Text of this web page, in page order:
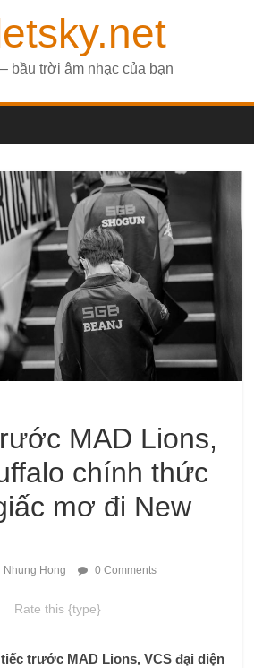
bầu trời âm nhạc của bạn
MAD Lions,
chính thức
mơ đi New
Nhung Hong 0 Comments
Rate this {type}
trước MAD Lions, VCS đại diện